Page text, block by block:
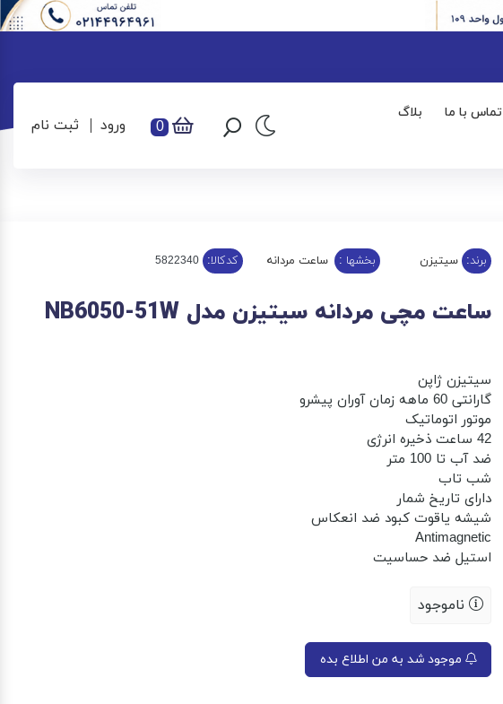
تماس با ما
بلاگ
0 ورود ثبت نام
برند: سیتیزن بخشها : ساعت مردانه کدکالا:
ساعت مچی مردانه سیتیزن مدل NB6050-51W
سیتیزن ژاپن
گارانتی 60 ماهه زمان آوران پیشرو
موتور اتوماتیک
42 ساعت ذخیره انرژی
ضد آب تا 100 متر
شب تاب
دارای تاریخ شمار
شیشه یاقوت کبود ضد انعکاس
Antimagnetic
استیل ضد حساسیت
ناموجود
موجود شد به من اطلاع بده